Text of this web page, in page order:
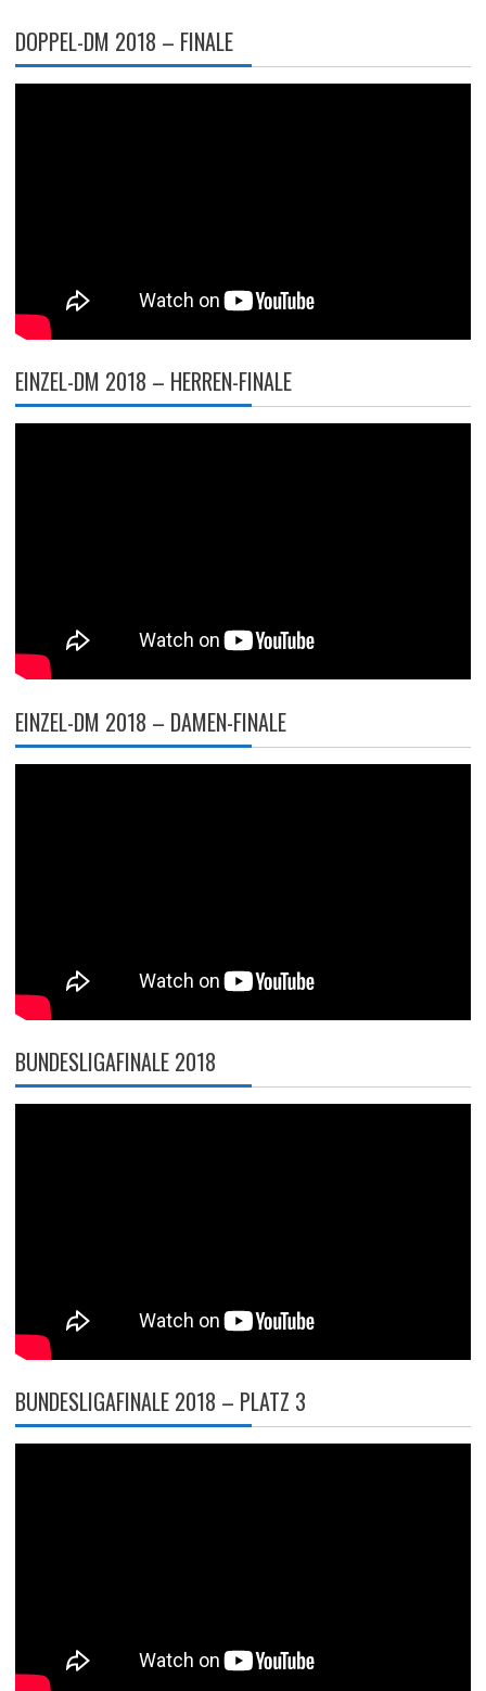
DOPPEL-DM 2018 – FINALE
EINZEL-DM 2018 – HERREN-FINALE
EINZEL-DM 2018 – DAMEN-FINALE
BUNDESLIGAFINALE 2018
BUNDESLIGAFINALE 2018 – PLATZ 3